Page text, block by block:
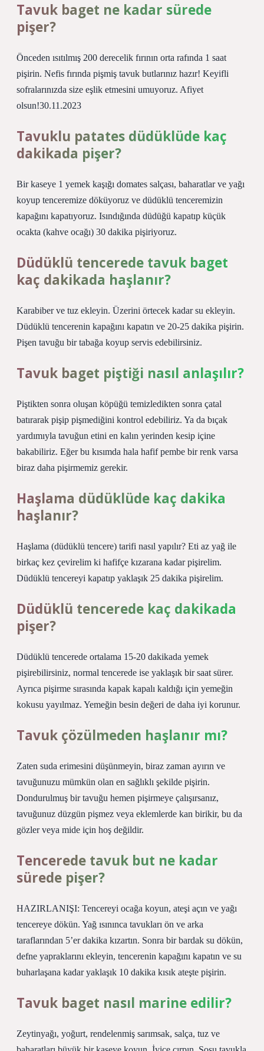
Tavuk baget ne kadar sürede
pişer?
Önceden ısıtılmış 200 derecelik fırının orta rafında 1 saat
pişirin. Nefis fırında pişmiş tavuk butlarınız hazır! Keyifli
sofralarınızda size eşlik etmesini umuyoruz. Afiyet
olsun!30.11.2023
Tavuklu patates düdüklüde kaç
dakikada pişer?
Bir kaseye 1 yemek kaşığı domates salçası, baharatlar ve yağı
koyup tenceremize döküyoruz ve düdüklü tenceremizin
kapağını kapatıyoruz. Isındığında düdüğü kapatıp küçük
ocakta (kahve ocağı) 30 dakika pişiriyoruz.
Düdüklü tencerede tavuk baget
kaç dakikada haşlanır?
Karabiber ve tuz ekleyin. Üzerini örtecek kadar su ekleyin.
Düdüklü tencerenin kapağını kapatın ve 20-25 dakika pişirin.
Pişen tavuğu bir tabağa koyup servis edebilirsiniz.
Tavuk baget piştiği nasıl anlaşılır?
Piştikten sonra oluşan köpüğü temizledikten sonra çatal
batırarak pişip pişmediğini kontrol edebiliriz. Ya da bıçak
yardımıyla tavuğun etini en kalın yerinden kesip içine
bakabiliriz. Eğer bu kısımda hala hafif pembe bir renk varsa
biraz daha pişirmemiz gerekir.
Haşlama düdüklüde kaç dakika
haşlanır?
Haşlama (düdüklü tencere) tarifi nasıl yapılır? Eti az yağ ile
birkaç kez çevirelim ki hafifçe kızarana kadar pişirelim.
Düdüklü tencereyi kapatıp yaklaşık 25 dakika pişirelim.
Düdüklü tencerede kaç dakikada
pişer?
Düdüklü tencerede ortalama 15-20 dakikada yemek
pişirebilirsiniz, normal tencerede ise yaklaşık bir saat sürer.
Ayrıca pişirme sırasında kapak kapalı kaldığı için yemeğin
kokusu yayılmaz. Yemeğin besin değeri de daha iyi korunur.
Tavuk çözülmeden haşlanır mı?
Zaten suda erimesini düşünmeyin, biraz zaman ayırın ve
tavuğunuzu mümkün olan en sağlıklı şekilde pişirin.
Dondurulmuş bir tavuğu hemen pişirmeye çalışırsanız,
tavuğunuz düzgün pişmez veya eklemlerde kan birikir, bu da
gözler veya mide için hoş değildir.
Tencerede tavuk but ne kadar
sürede pişer?
HAZIRLANIŞI: Tencereyi ocağa koyun, ateşi açın ve yağı
tencereye dökün. Yağ ısınınca tavukları ön ve arka
taraflarından 5’er dakika kızartın. Sonra bir bardak su dökün,
defne yapraklarını ekleyin, tencerenin kapağını kapatın ve su
buharlaşana kadar yaklaşık 10 dakika kısık ateşte pişirin.
Tavuk baget nasıl marine edilir?
Zeytinyağı, yoğurt, rendelenmiş sarımsak, salça, tuz ve